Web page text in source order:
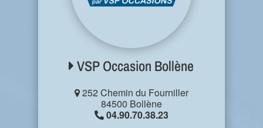
VSP Occasion Bollène
252 Chemin du Fourniller
84500 Bollène
04.90.70.38.23